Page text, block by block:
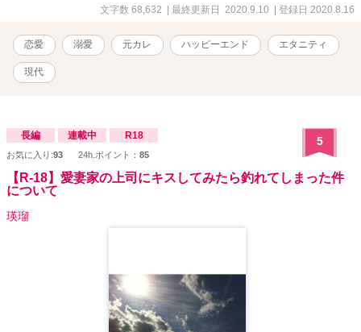
ち、茉白はなんだか無意識に身の回りの男性から好意を向けられて
その上、茉白も何かズレていて。 「理人くん、私、……理人くん好
みのえっちな女性になれてますか？」 「それ以上俺の理性をどうに
かしようとするのはやめてくれ……！」 ※※※ 純粋培養のまま大人
になった茉白と、彼女にブンブンふりまわされる理人の、いちゃら
悪役令嬢に転生する」と「カタブツ検事のセフレになったと思った
ら、溺愛されてしまっておりまして」のスピンオフとなります。
文字数 68,632 | 最終更新日 2020.9.10 | 登録日 2020.8.16
恋愛 溺愛 元カレ ハッピーエンド エタニティ
現代
長編 連載中 R18
お気に入り:93 24h.ポイント： 85
5
【R-18】愛妻家の上司にキスしてみたら釣れてしまった件
について
瑛瑠